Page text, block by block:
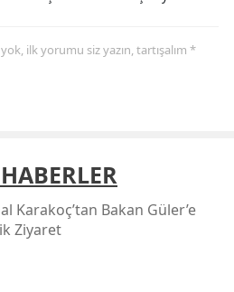
ilk yorumu siz yazın, tartışalım *
Karakoç’tan Bakan Güler’e
Ziyaret